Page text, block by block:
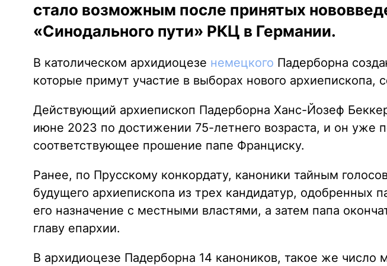
стало возможным после принятых
«Синодального пути» РКЦ в Германии.
В католическом архидиоцезе немецкого Падерборна
которые примут участие в выборах нового архиепископа,
Действующий архиепископ Падерборна Ханс-Йозеф
июне 2023 по достижении 75-летнего возраста, и он уже
соответствующее прошение папе Франциску.
Ранее, по Прусскому конкордату, каноники тайным
будущего архиепископа из трех кандидатур, одобренных
его назначение с местными властями, а затем папа
главу епархии.
В архидиоцезе Падерборна 14 каноников, такое же число